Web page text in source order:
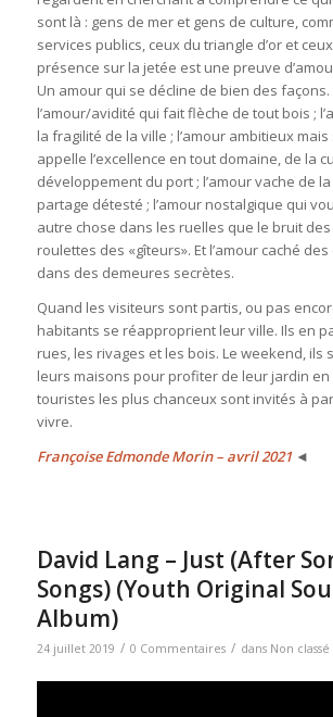
sont là : gens de mer et gens de culture,
services publics, ceux du triangle d’or et
présence sur la jetée est une preuve
Un amour qui se décline de bien des façons.
l’amour/avidité qui fait flèche de tout bois ;
la fragilité de la ville ; l’amour ambitieux
appelle l’excellence en tout domaine, de la
développement du port ; l’amour vache de la
partage détesté ; l’amour nostalgique qui
autre chose dans les ruelles que le bruit
roulettes des «gîteurs». Et l’amour caché
dans des demeures secrètes.
Quand les visiteurs sont partis, ou pas
habitants se réapproprient leur ville. Ils en
rues, les rivages et les bois. Le weekend, ils
leurs maisons pour profiter de leur jardin en
touristes les plus chanceux sont invités à
vivre.
Françoise Edmonde Morin – avril 2021◄
David Lang – Just (After
Songs) (Youth Original
Album)
24 juillet 2019 / 0 Commentaires / dans Non classé